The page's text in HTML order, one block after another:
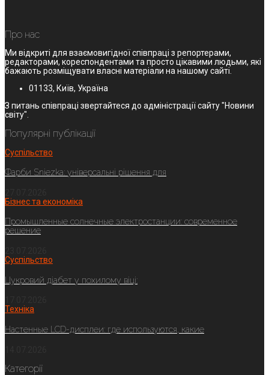
Про нас
Ми відкриті для взаємовигідної співпраці з репортерами,
редакторами, кореспондентами та просто цікавими людьми, які
бажають розміщувати власні матеріали на нашому сайті.
01133, Київ, Україна
З питань співпраці звертайтеся до адміністрації сайту "Новини
світу".
Популярні публікації
Суспільство
Фарби Sniezka: універсальні рішення для
Бізнес та економіка
Промышленные солнечные электростанции: современное
решение
Суспільство
Цукровий діабет у похилому віці:
Техніка
Настенные LCD-дисплеи: где используются, какие
Категорії